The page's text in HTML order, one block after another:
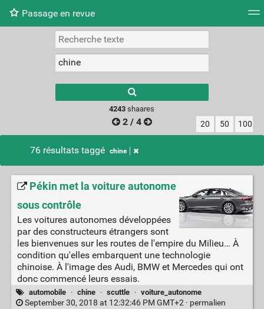
Passage en revue
Nuage de tags Mur d'images
4243 shaares
2 / 4 20 50 100
76 résultats taggé chine
Pékin met la voiture autonome
sous contrôle
Les voitures autonomes développées
par des constructeurs étrangers sont
les bienvenues sur les routes de l'empire du Milieu… À
condition qu'elles embarquent une technologie
chinoise. À l'image des Audi, BMW et Mercedes qui ont
donc commencé leurs essais.
automobile · chine · scuttle · voiture_autonome
September 30, 2018 at 12:32:46 PM GMT+2 · permalien